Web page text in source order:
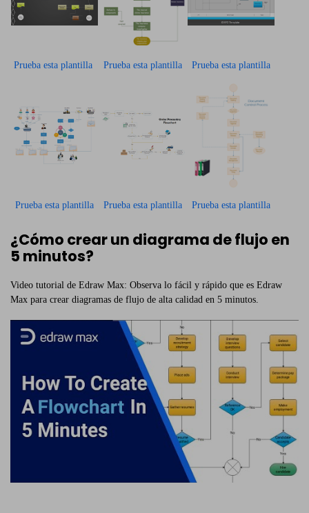
Prueba esta plantilla Prueba esta plantilla Prueba esta plantilla
Prueba esta plantilla Prueba esta plantilla Prueba esta plantilla
¿Cómo crear un diagrama de flujo en
5 minutos?
Video tutorial de Edraw Max: Observa lo fácil y rápido que es Edraw
Max para crear diagramas de flujo de alta calidad en 5 minutos.